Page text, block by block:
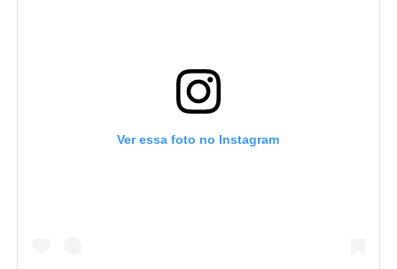
Ver essa foto no Instagram